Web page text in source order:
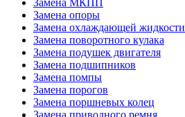
Замена МКПП
Замена опоры
Замена охлаждающей жидкости
Замена поворотного кулака
Замена подушек двигателя
Замена подшипников
Замена помпы
Замена порогов
Замена поршневых колец